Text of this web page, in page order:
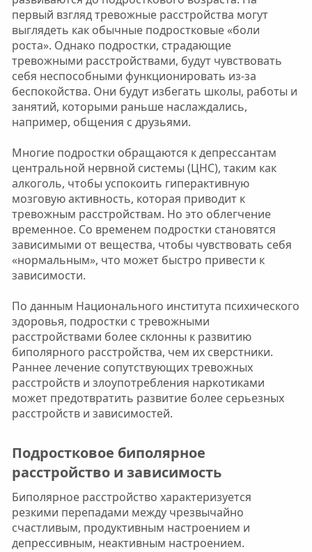
первый взгляд тревожные расстройства могут
выглядеть как обычные подростковые «боли
роста». Однако подростки, страдающие
тревожными расстройствами, будут чувствовать
себя неспособными функционировать из-за
беспокойства. Они будут избегать школы, работы и
занятий, которыми раньше наслаждались,
например, общения с друзьями.
Многие подростки обращаются к депрессантам
центральной нервной системы (ЦНС), таким как
алкоголь, чтобы успокоить гиперактивную
мозговую активность, которая приводит к
тревожным расстройствам. Но это облегчение
временное. Со временем подростки становятся
зависимыми от вещества, чтобы чувствовать себя
«нормальным», что может быстро привести к
зависимости.
По данным Национального института психического
здоровья, подростки с тревожными
расстройствами более склонны к развитию
биполярного расстройства, чем их сверстники.
Раннее лечение сопутствующих тревожных
расстройств и злоупотребления наркотиками
может предотвратить развитие более серьезных
расстройств и зависимостей.
Подростковое биполярное
расстройство и зависимость​
Биполярное расстройство характеризуется
резкими перепадами между чрезвычайно
счастливым, продуктивным настроением и
депрессивным, неактивным настроением.